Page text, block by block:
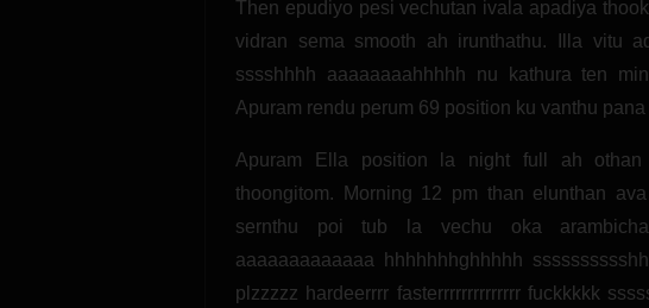
Then epudiyo pesi vechutan ivala apadiya
vidran sema smooth ah irunthathu. Illa vitu
sssshhhh aaaaaaaahhhhh nu kathura ten
Apuram rendu perum 69 position ku vanthu
Apuram Ella position la night full ah othan
thoongitom. Morning 12 pm than elunthan
sernthu poi tub la vechu oka
aaaaaaaaaaaaa hhhhhhhghhhhh
plzzzzz hardeerrrr fasterrrrrrrrrrrrrr fuckkkkk